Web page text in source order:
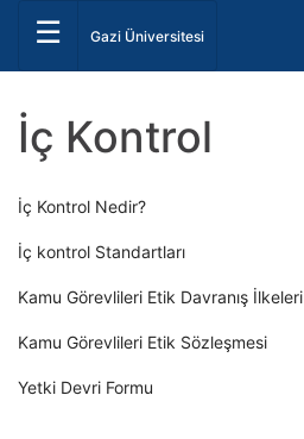
☰ Gazi Üniversitesi
İç Kontrol
İç Kontrol Nedir?
İç kontrol Standartları
Kamu Görevlileri Etik Davranış İlkeleri
Kamu Görevlileri Etik Sözleşmesi
Yetki Devri Formu